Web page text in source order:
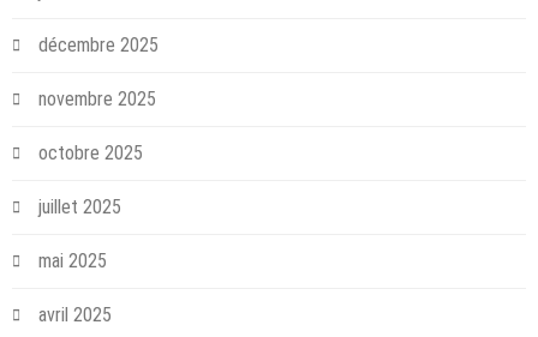
décembre 2025
novembre 2025
octobre 2025
juillet 2025
mai 2025
avril 2025